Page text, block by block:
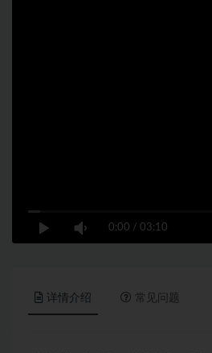
0:00 / 03:10
详情介绍 常见问题